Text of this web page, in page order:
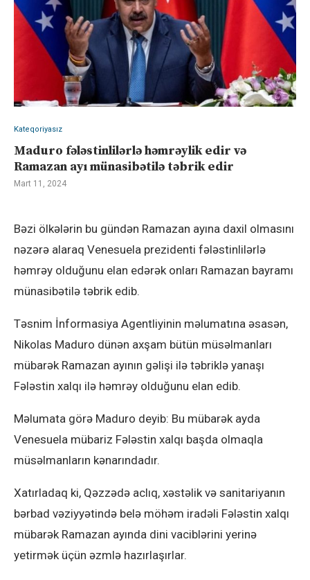
Kateqoriyasız
Maduro fələstinlilərlə həmrəylik edir və
Ramazan ayı münasibətilə təbrik edir
Mart 11, 2024
Bəzi ölkələrin bu gündən Ramazan ayına daxil olmasını
nəzərə alaraq Venesuela prezidenti fələstinlilərlə
həmrəy olduğunu elan edərək onları Ramazan bayramı
münasibətilə təbrik edib.
Təsnim İnformasiya Agentliyinin məlumatına əsasən,
Nikolas Maduro dünən axşam bütün müsəlmanları
mübarək Ramazan ayının gəlişi ilə təbriklə yanaşı
Fələstin xalqı ilə həmrəy olduğunu elan edib.
Məlumata görə Maduro deyib: Bu mübarək ayda
Venesuela mübariz Fələstin xalqı başda olmaqla
müsəlmanların kənarındadır.
Xatırladaq ki, Qəzzədə aclıq, xəstəlik və sanitariyanın
bərbad vəziyyətində belə möhəm iradəli Fələstin xalqı
mübarək Ramazan ayında dini vaciblərini yerinə
yetirmək üçün əzmlə hazırlaşırlar.